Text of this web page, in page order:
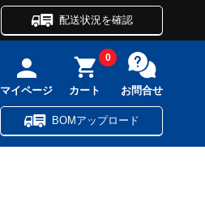
配送状況を確認
マイページ カート
0
お問合せ
BOMアップロード